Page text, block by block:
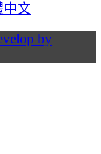
中文
by